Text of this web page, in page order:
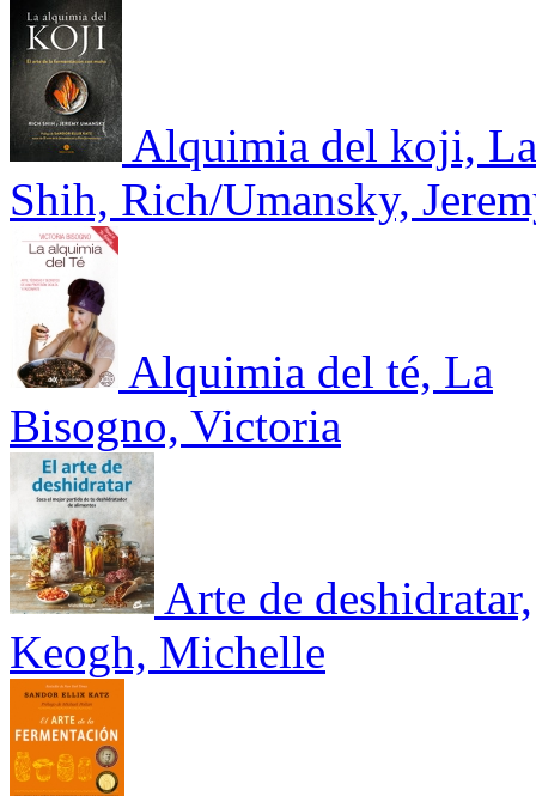
Alquimia del koji,
Shih, Rich/Umansky,
Alquimia del té, La
Bisogno, Victoria
Arte de deshidratar,
Keogh, Michelle